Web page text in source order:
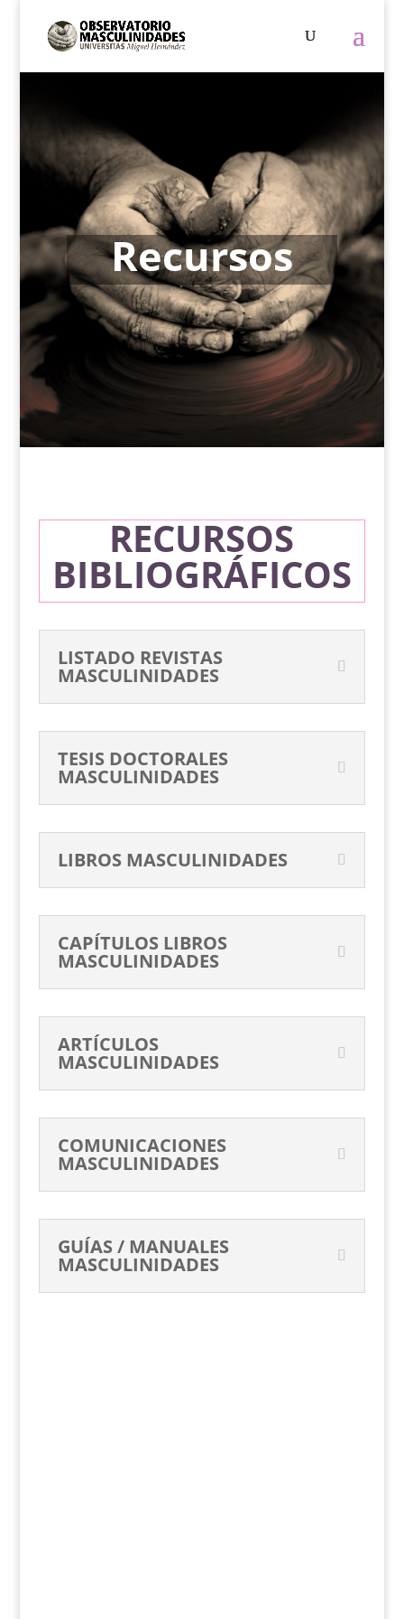
Recursos
RECURSOS
BIBLIOGRÁFICOS
LISTADO REVISTAS
MASCULINIDADES
TESIS DOCTORALES
MASCULINIDADES
LIBROS MASCULINIDADES
CAPÍTULOS LIBROS
MASCULINIDADES
ARTÍCULOS
MASCULINIDADES
COMUNICACIONES
MASCULINIDADES
GUÍAS / MANUALES
MASCULINIDADES